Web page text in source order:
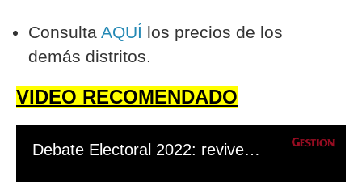
Consulta AQUÍ los precios de los
demás distritos.
VIDEO RECOMENDADO
Debate Electoral 2022: revive los momentos más tensos que protagonizaron los candidatos a la alcaldía de Lima